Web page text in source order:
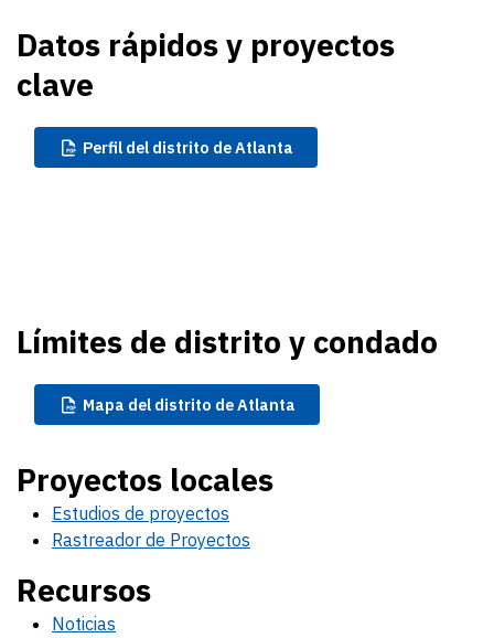
Datos rápidos y proyectos
clave
Perfildel distrito de Atlanta
Límites de distrito y condado
Mapa del distrito de Atlanta
Proyectos locales
Estudios de proyectos
Rastreador de Proyectos
Recursos
Noticias